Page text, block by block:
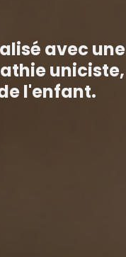
avec une
uniciste,
l'enfant.